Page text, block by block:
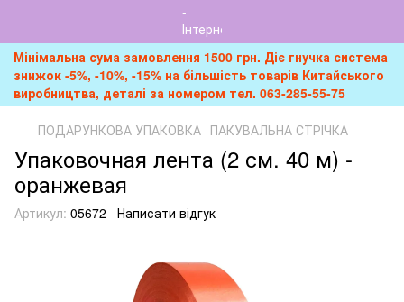
Мінімальна сума замовлення 1500 грн. Діє гнучка система
знижок -5%, -10%, -15% на більшість товарів Китайського
виробництва, деталі за номером тел. 063-285-55-75
ПОДАРУНКОВА УПАКОВКА ПАКУВАЛЬНА СТРІЧКА
Упаковочная лента (2 см. 40 м) -
оранжевая
Артикул: 05672 Написати відгук